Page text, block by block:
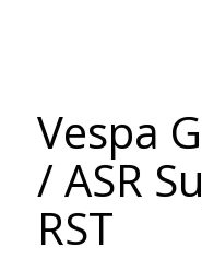
Vespa
/ ASR
RST